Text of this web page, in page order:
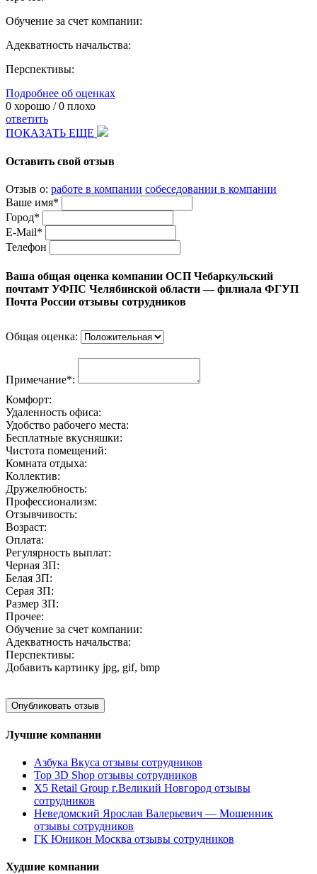
Обучение за счет компании:
Адекватность начальства:
Перспективы:
Подробнее об оценках
0 хорошо /0 плохо
ответить
ПОКАЗАТЬ ЕЩЕ
Оставить свой отзыв
Отзыв о: работе в компании собеседовании в компании
Ваше имя*
Город*
E-Mail*
Телефон
Ваша общая оценка компании ОСП Чебаркульский
почтамт УФПС Челябинской области — филиала ФГУП
Почта России отзывы сотрудников
Общая оценка:
Примечание*:
Комфорт:
Удаленность офиса:
Удобство рабочего места:
Бесплатные вкусняшки:
Чистота помещений:
Комната отдыха:
Коллектив:
Дружелюбность:
Профессионализм:
Отзывчивость:
Возраст:
Оплата:
Регулярность выплат:
Черная ЗП:
Белая ЗП:
Серая ЗП:
Размер ЗП:
Прочее:
Обучение за счет компании:
Адекватность начальства:
Перспективы:
Добавить картинку jpg, gif, bmp
Лучшие компании
Азбука Вкуса отзывы сотрудников
Top 3D Shop отзывы сотрудников
X5 Retail Group г.Великий Новгород отзывы
сотрудников
Неведомский Ярослав Валерьевич — Мошенник
отзывы сотрудников
ГК Юникон Москва отзывы сотрудников
Худшие компании